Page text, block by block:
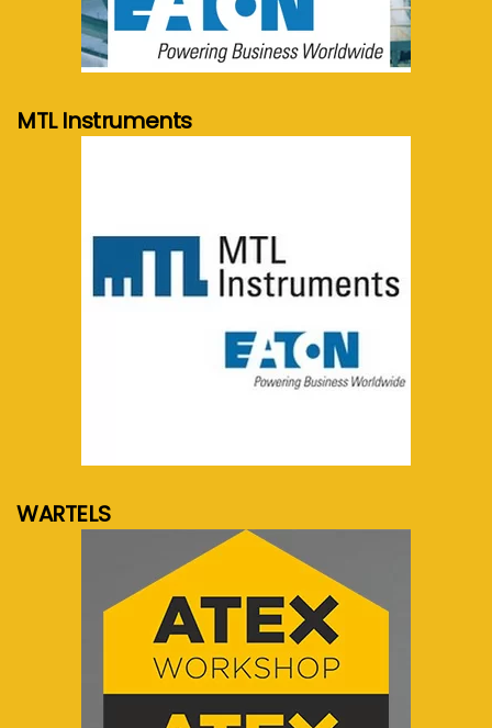
meer info...
MTL Instruments
WARTELS